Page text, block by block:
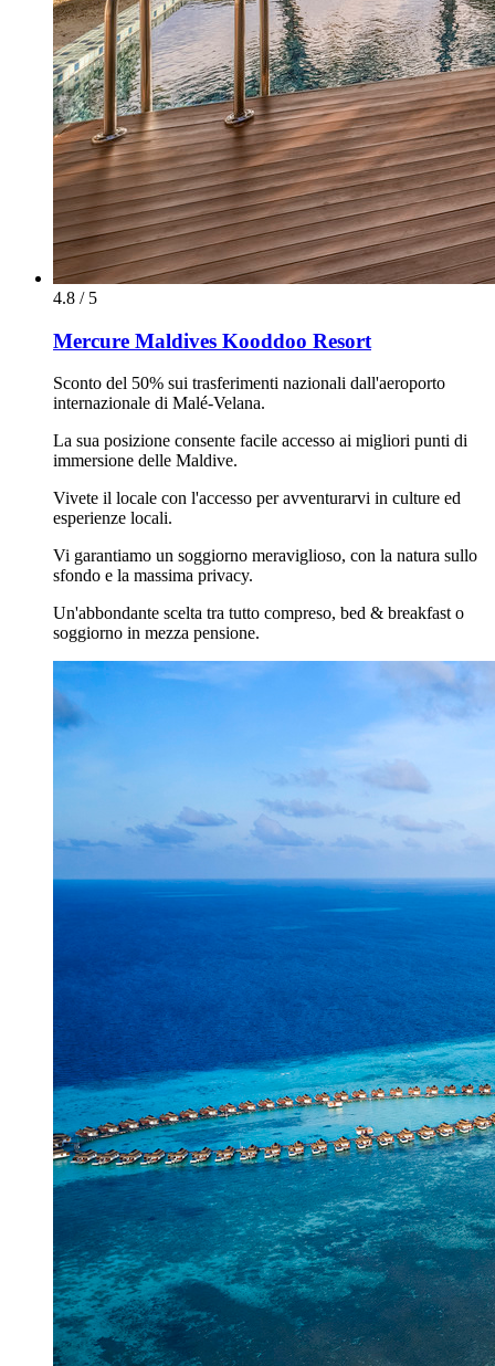
4.8 / 5
Mercure Maldives Kooddoo Resort
Sconto del 50% sui trasferimenti nazionali dall'aeroporto
internazionale di Malé-Velana.
La sua posizione consente facile accesso ai migliori punti di
immersione delle Maldive.
Vivete il locale con l'accesso per avventurarvi in culture ed
esperienze locali.
Vi garantiamo un soggiorno meraviglioso, con la natura sullo
sfondo e la massima privacy.
Un'abbondante scelta tra tutto compreso, bed & breakfast o
soggiorno in mezza pensione.